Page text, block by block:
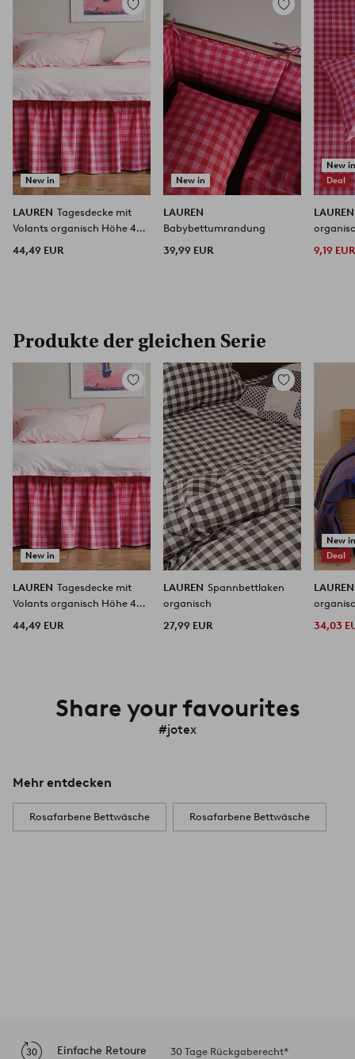
New in
Zu
Favoriten
hinzufügen
LAUREN Tagesdecke mit
Volants organisch Höhe 45
44,49 EUR
New in
Zu
Favoriten
hinzufügen
LAUREN
Babybettumrandung
39,99 EUR
New
Deal
9,19 EUR
Produkte der gleichen Serie
New in
Zu
Favoriten
hinzufügen
LAUREN Tagesdecke mit
Volants organisch Höhe 45
44,49 EUR
Zu
Favoriten
hinzufügen
LAUREN Spannbettlaken
organisch
27,99 EUR
New
Deal
34,03
Share your favourites
#jotex
Mehr entdecken
Rosafarbene Bettwäsche Rosafarbene Bettwäsche
Einfache Retoure 30 Tage Rückgaberecht*